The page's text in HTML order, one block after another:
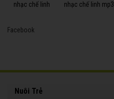
nhạc chế linh nhạc chế linh mp3
Facebook
Nuôi Trẻ